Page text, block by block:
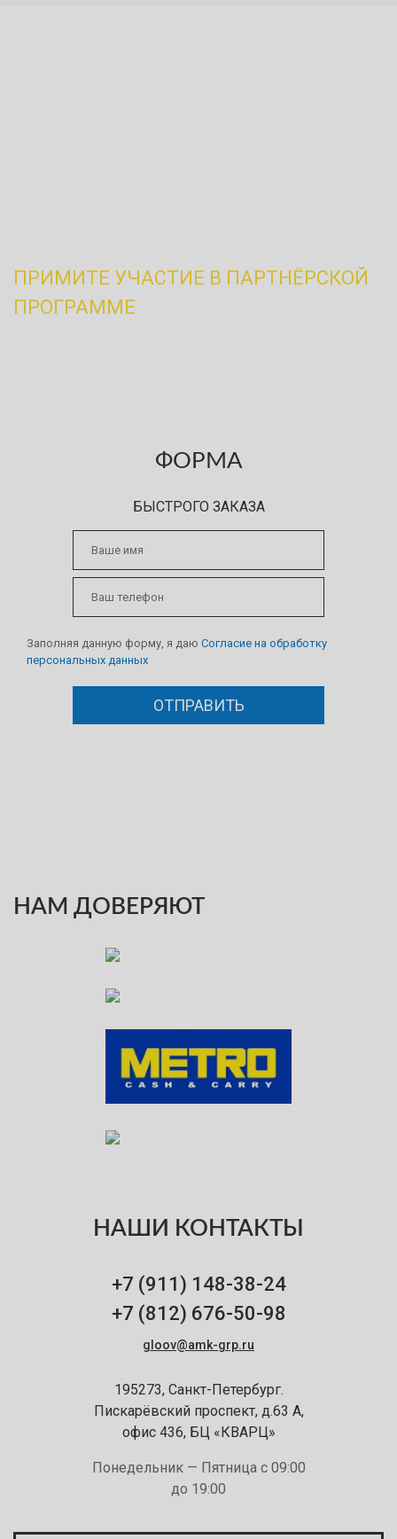
ПРИМИТЕ УЧАСТИЕ В ПАРТНЁРСКОЙ
ПРОГРАММЕ
ФОРМА
БЫСТРОГО ЗАКАЗА
Заполняя данную форму, я даю Согласие на обработку
персональных данных
НАМ ДОВЕРЯЮТ
НАШИ КОНТАКТЫ
+7 (911) 148-38-24
+7 (812) 676-50-98
gloov@amk-grp.ru
195273, Санкт-Петербург.
Пискарёвский проспект, д.63 А,
офис 436, БЦ «КВАРЦ»
Понедельник — Пятница с 09:00
до 19:00